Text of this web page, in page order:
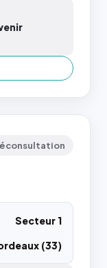
Secteur 1
(33)